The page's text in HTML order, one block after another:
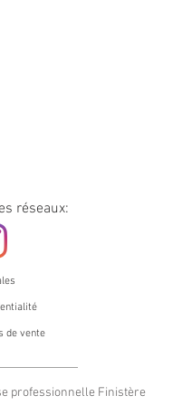
réseaux:
de vente
professionnelle Finistère